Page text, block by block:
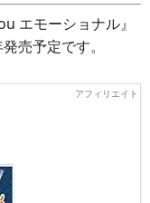
エモーショナル』
売予定です。